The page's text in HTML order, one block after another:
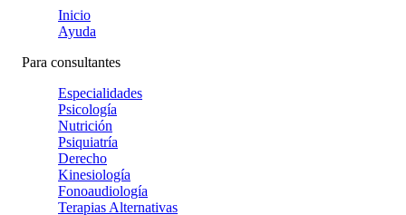
Inicio
Ayuda
Para consultantes
Especialidades
Psicología
Nutrición
Psiquiatría
Derecho
Kinesiología
Fonoaudiología
Terapias Alternativas